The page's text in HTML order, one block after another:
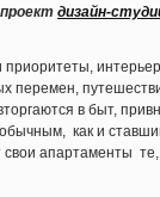
дизайн-
приоритеты,
перемен,
в быт,
как и
апартаменты